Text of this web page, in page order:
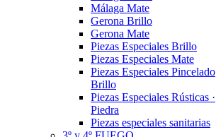
Málaga Mate
Gerona Brillo
Gerona Mate
Piezas Especiales Brillo
Piezas Especiales Mate
Piezas Especiales Pincelado
Brillo
Piezas Especiales Rústicas ·
Piedra
Piezas especiales sanitarias